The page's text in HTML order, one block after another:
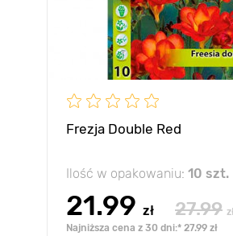
Frezja Double Red
Ilość w opakowaniu: 10 szt.
21.99 zł 27.99 zł
Najniższa cena z 30 dni:* 27.99 zł